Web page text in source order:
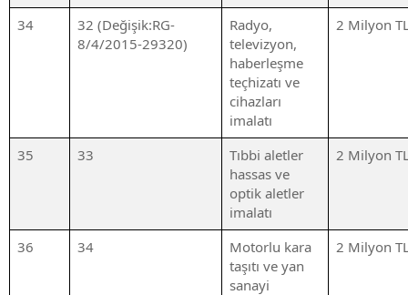
34
32 (Değişik:RG-
8/4/2015-29320)
Radyo,
televizyon,
haberleşme
teçhizatı ve
cihazları
imalatı
2 Milyon
35 33
Tıbbi aletler
hassas ve
optik aletler
imalatı
2 Milyon
36 34
Motorlu kara
taşıtı ve yan
sanayi
2 Milyon